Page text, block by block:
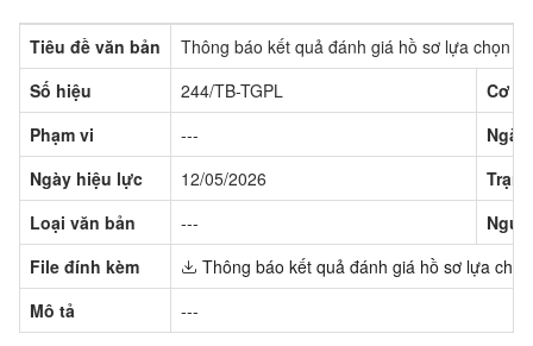
Tiêu đề văn bản
Thông báo kết quả đánh giá hồ sơ lựa chọn
Số hiệu
244/TB-TGPL
Cơ
Phạm vi
---
Ngày hiệu lực
12/05/2026
Loại văn bản
---
File đính kèm
Thông báo kết quả đánh giá hồ sơ lựa
Mô tả
---